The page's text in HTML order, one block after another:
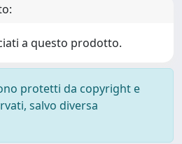
a questo prodotto.
protetti da copyright e
salvo diversa